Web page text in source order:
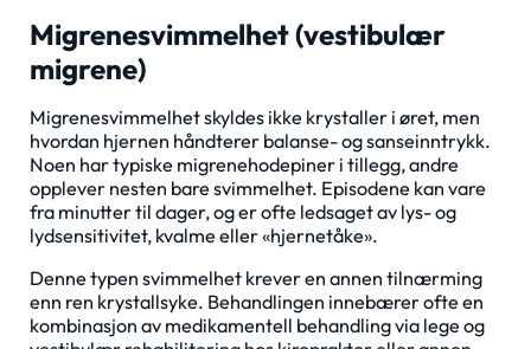
Migrenesvimmelhet (vestibulær
migrene)
Migrenesvimmelhet skyldes ikke krystaller i øret, men
hvordan hjernen håndterer balanse- og sanseinntrykk.
Noen har typiske migrenehodepiner i tillegg, andre
opplever nesten bare svimmelhet. Episodene kan vare
fra minutter til dager, og er ofte ledsaget av lys- og
lydsensitivitet, kvalme eller «hjernetåke».
Denne typen svimmelhet krever en annen tilnærming
enn ren krystallsyke. Behandlingen innebærer ofte en
kombinasjon av medikamentell behandling via lege og